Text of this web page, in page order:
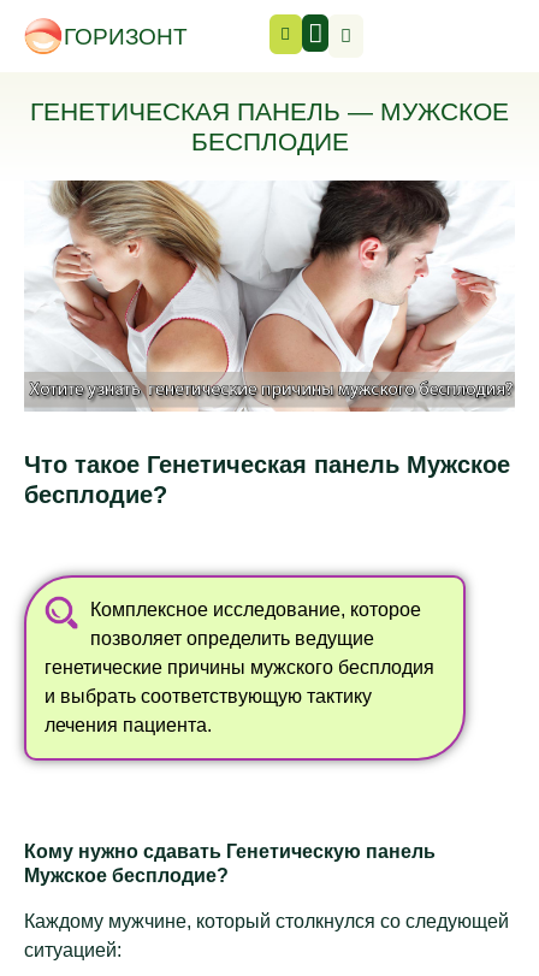
ГОРИЗОНТ
ГЕНЕТИЧЕСКАЯ ПАНЕЛЬ — МУЖСКОЕ
БЕСПЛОДИЕ
Что такое Генетическая панель Мужское
бесплодие?
Комплексное исследование, которое
позволяет определить ведущие
генетические причины мужского бесплодия
и выбрать соответствующую тактику
лечения пациента.
Кому нужно сдавать Генетическую панель
Мужское бесплодие?
Каждому мужчине, который столкнулся со следующей
ситуацией: